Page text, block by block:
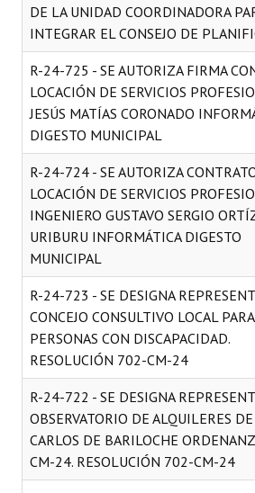
DE LA UNIDAD COORDINADORA
INTEGRAR EL CONSEJO DE
R-24-725 - SE AUTORIZA FIRMA
LOCACIÓN DE SERVICIOS
JESÚS MATÍAS CORONADO
DIGESTO MUNICIPAL
R-24-724 - SE AUTORIZA
LOCACIÓN DE SERVICIOS
INGENIERO GUSTAVO SERGIO
URIBURU INFORMÁTICA DIGESTO
MUNICIPAL
R-24-723 - SE DESIGNA
CONCEJO CONSULTIVO LOCAL PARA
PERSONAS CON DISCAPACIDAD.
RESOLUCIÓN 702-CM-24
R-24-722 - SE DESIGNA
OBSERVATORIO DE ALQUILERES
CARLOS DE BARILOCHE
CM-24. RESOLUCIÓN 702-CM-24